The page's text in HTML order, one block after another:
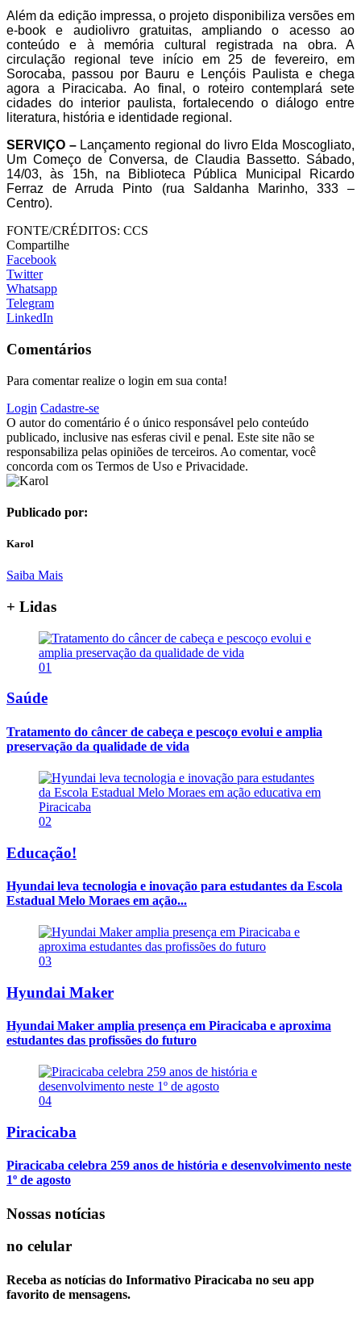
Além da edição impressa, o projeto disponibiliza versões em
e-book e audiolivro gratuitas, ampliando o acesso ao
conteúdo e à memória cultural registrada na obra. A
circulação regional teve início em 25 de fevereiro, em
Sorocaba, passou por Bauru e Lençóis Paulista e chega
agora a Piracicaba. Ao final, o roteiro contemplará sete
cidades do interior paulista, fortalecendo o diálogo entre
literatura, história e identidade regional.
SERVIÇO –Lançamento regional do livro Elda Moscogliato,
Um Começo de Conversa, de Claudia Bassetto. Sábado,
14/03, às 15h, na Biblioteca Pública Municipal Ricardo
Ferraz de Arruda Pinto (rua Saldanha Marinho, 333 –
Centro).
FONTE/CRÉDITOS: CCS
Compartilhe
Facebook
Twitter
Whatsapp
Telegram
LinkedIn
Comentários
Para comentar realize o login em sua conta!
Login Cadastre-se
O autor do comentário é o único responsável pelo conteúdo
publicado, inclusive nas esferas civil e penal. Este site não se
responsabiliza pelas opiniões de terceiros. Ao comentar, você
concorda com os Termos de Uso e Privacidade.
Publicado por:
Karol
Saiba Mais
+ Lidas
01
Saúde
Tratamento do câncer de cabeça e pescoço evolui e amplia
preservação da qualidade de vida
02
Educação!
Hyundai leva tecnologia e inovação para estudantes da Escola
Estadual Melo Moraes em ação...
03
Hyundai Maker
Hyundai Maker amplia presença em Piracicaba e aproxima
estudantes das profissões do futuro
04
Piracicaba
Piracicaba celebra 259 anos de história e desenvolvimento neste
1º de agosto
Nossas notícias
no celular
Receba as notícias do Informativo Piracicaba no seu app
favorito de mensagens.